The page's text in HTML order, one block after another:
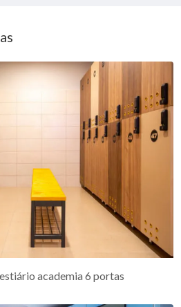
academia 6 portas